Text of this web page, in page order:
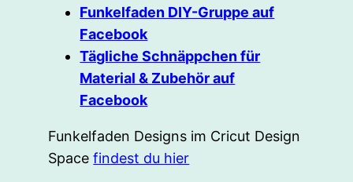
Funkelfaden DIY-Gruppe auf
Facebook
Tägliche Schnäppchen für
Material & Zubehör auf
Facebook
Funkelfaden Designs im Cricut Design
Spacefindest du hier